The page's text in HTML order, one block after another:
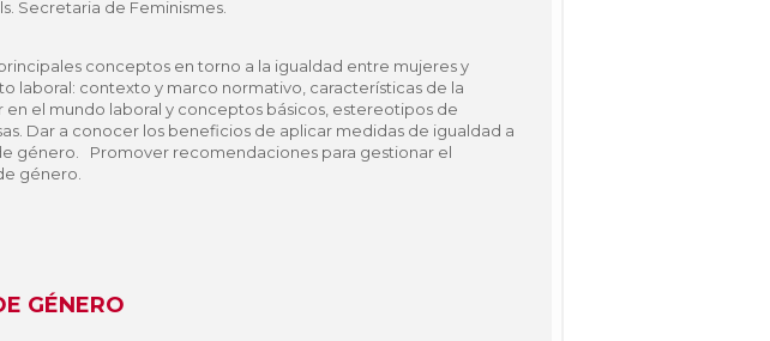
Secretaria de Feminismes.
conceptos en torno a la igualdad entre mujeres y
laboral: contexto y marco normativo, características de la
en el mundo laboral y conceptos básicos, estereotipos de
Dar a conocer los beneficios de aplicar medidas de igualdad a
género. Promover recomendaciones para gestionar el
género.
GÉNERO